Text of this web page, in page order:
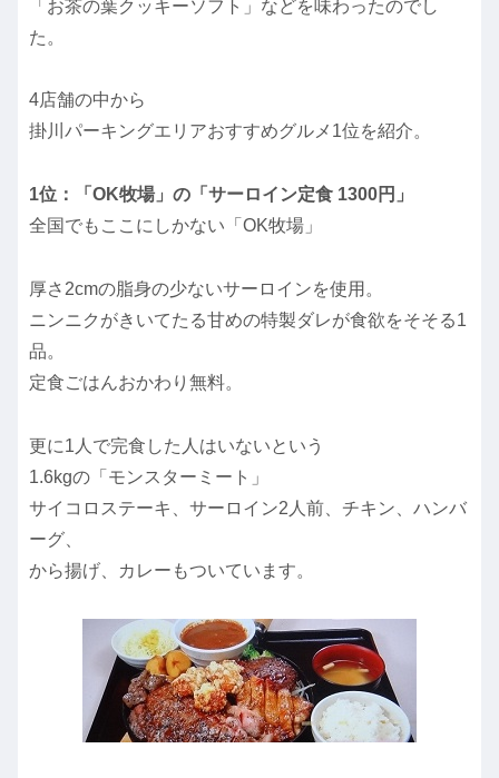
「お茶の葉クッキーソフト」などを味わったのでし
た。
4店舗の中から
掛川パーキングエリアおすすめグルメ1位を紹介。
1位：「OK牧場」の「サーロイン定食 1300円」
全国でもここにしかない「OK牧場」
厚さ2cmの脂身の少ないサーロインを使用。
ニンニクがきいてたる甘めの特製ダレが食欲をそそる1
品。
定食ごはんおかわり無料。
更に1人で完食した人はいないという
1.6kgの「モンスターミート」
サイコロステーキ、サーロイン2人前、チキン、ハンバ
ーグ、
から揚げ、カレーもついています。